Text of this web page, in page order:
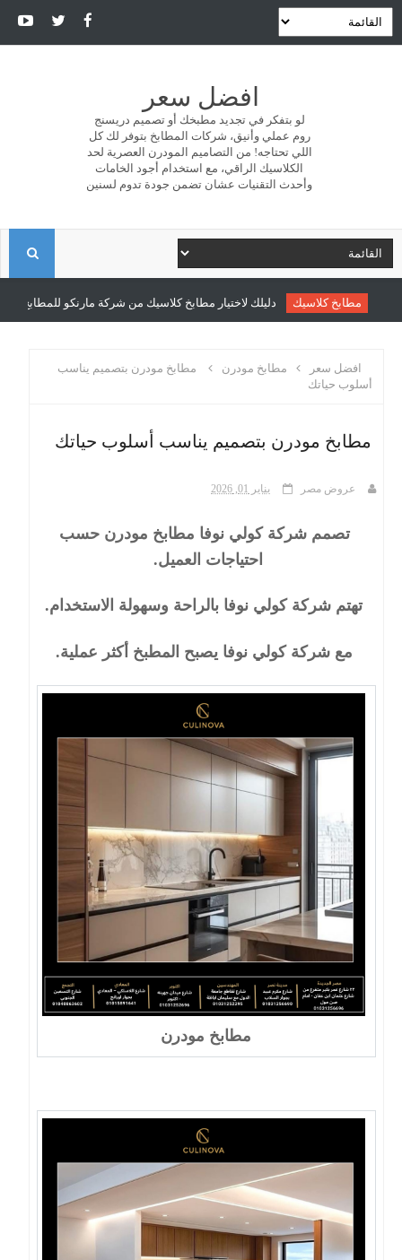
افضل سعر
لو بتفكر في تجديد مطبخك أو تصميم دريسنج
روم عملي وأنيق، شركات المطابخ بتوفر لك كل
اللي تحتاجه! من التصاميم المودرن العصرية لحد
الكلاسيك الراقي، مع استخدام أجود الخامات
وأحدث التقنيات عشان تضمن جودة تدوم لسنين
ا
مطابخ كلاسيك دليلك لاختيار مطابخ كلاسيك من شركة مارنكو للمطابخ
افضل سعر مطابخ مودرن
مطابخ مودرن بتصميم يناسب
أسلوب حياتك
مطابخ مودرن بتصميم يناسب أسلوب حياتك
عروض مصر يناير 01, 2026
تصمم شركة كولي نوفا مطابخ مودرن حسب
احتياجات العميل.
تهتم شركة كولي نوفا بالراحة وسهولة الاستخدام.
مع شركة كولي نوفا يصبح المطبخ أكثر عملية.
مطابخ مودرن